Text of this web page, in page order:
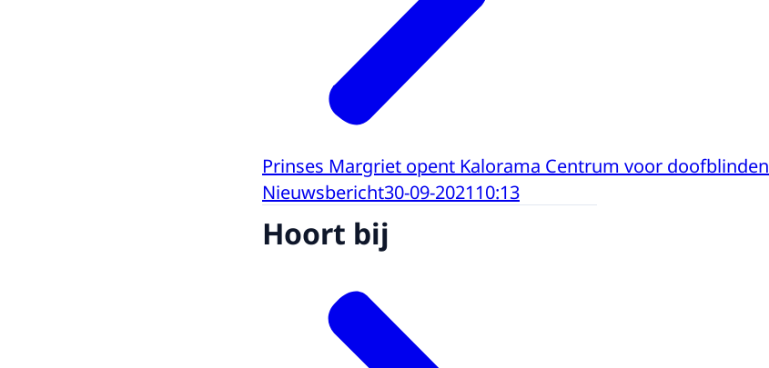
Prinses Margriet opent Kalorama Centrum voor doofblinden
Nieuwsbericht30-09-202110:13
Hoort bij